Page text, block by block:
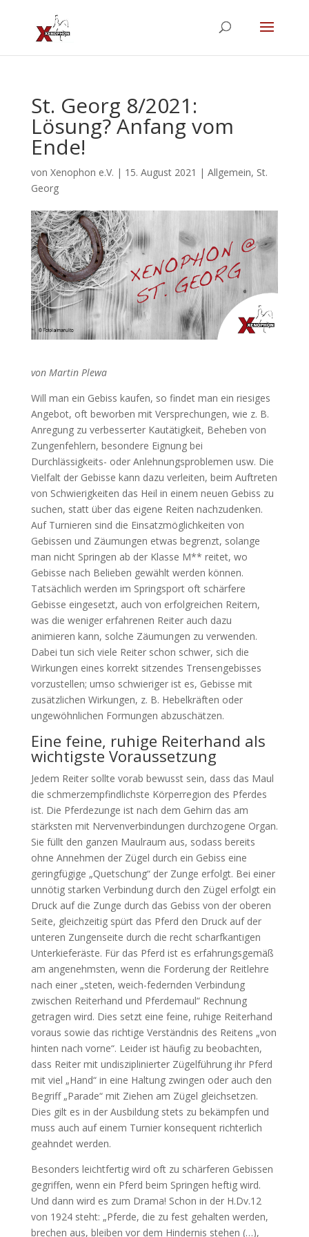
St. Georg 8/2021:
Lösung? Anfang vom
Ende!
von Xenophon e.V. | 15. August 2021 | Allgemein, St.
Georg
von Martin Plewa
Will man ein Gebiss kaufen, so findet man ein riesiges
Angebot, oft beworben mit Versprechungen, wie z. B.
Anregung zu verbesserter Kautätigkeit, Beheben von
Zungenfehlern, besondere Eignung bei
Durchlässigkeits- oder Anlehnungsproblemen usw. Die
Vielfalt der Gebisse kann dazu verleiten, beim Auftreten
von Schwierigkeiten das Heil in einem neuen Gebiss zu
suchen, statt über das eigene Reiten nachzudenken.
Auf Turnieren sind die Einsatzmöglichkeiten von
Gebissen und Zäumungen etwas begrenzt, solange
man nicht Springen ab der Klasse M** reitet, wo
Gebisse nach Belieben gewählt werden können.
Tatsächlich werden im Springsport oft schärfere
Gebisse eingesetzt, auch von erfolgreichen Reitern,
was die weniger erfahrenen Reiter auch dazu
animieren kann, solche Zäumungen zu verwenden.
Dabei tun sich viele Reiter schon schwer, sich die
Wirkungen eines korrekt sitzendes Trensengebisses
vorzustellen; umso schwieriger ist es, Gebisse mit
zusätzlichen Wirkungen, z. B. Hebelkräften oder
ungewöhnlichen Formungen abzuschätzen.
Eine feine, ruhige Reiterhand als
wichtigste Voraussetzung
Jedem Reiter sollte vorab bewusst sein, dass das Maul
die schmerzempfindlichste Körperregion des Pferdes
ist. Die Pferdezunge ist nach dem Gehirn das am
stärksten mit Nervenverbindungen durchzogene Organ.
Sie füllt den ganzen Maulraum aus, sodass bereits
ohne Annehmen der Zügel durch ein Gebiss eine
geringfügige „Quetschung“ der Zunge erfolgt. Bei einer
unnötig starken Verbindung durch den Zügel erfolgt ein
Druck auf die Zunge durch das Gebiss von der oberen
Seite, gleichzeitig spürt das Pferd den Druck auf der
unteren Zungenseite durch die recht scharfkantigen
Unterkieferäste. Für das Pferd ist es erfahrungsgemäß
am angenehmsten, wenn die Forderung der Reitlehre
nach einer „steten, weich-federnden Verbindung
zwischen Reiterhand und Pferdemaul“ Rechnung
getragen wird. Dies setzt eine feine, ruhige Reiterhand
voraus sowie das richtige Verständnis des Reitens „von
hinten nach vorne“. Leider ist häufig zu beobachten,
dass Reiter mit undisziplinierter Zügelführung ihr Pferd
mit viel „Hand“ in eine Haltung zwingen oder auch den
Begriff „Parade“ mit Ziehen am Zügel gleichsetzen.
Dies gilt es in der Ausbildung stets zu bekämpfen und
muss auch auf einem Turnier konsequent richterlich
geahndet werden.
Besonders leichtfertig wird oft zu schärferen Gebissen
gegriffen, wenn ein Pferd beim Springen heftig wird.
Und dann wird es zum Drama! Schon in der H.Dv.12
von 1924 steht: „Pferde, die zu fest gehalten werden,
brechen aus, bleiben vor dem Hindernis stehen (…),